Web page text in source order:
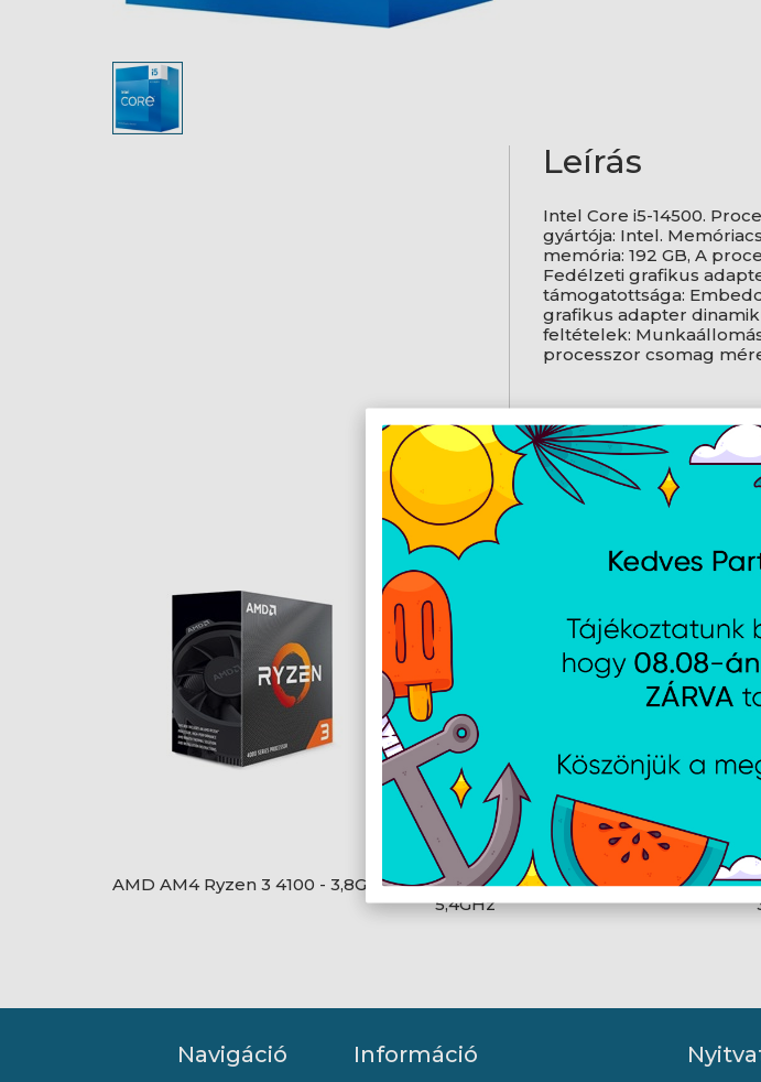
Leírás
Intel Core i5-14500.
gyártója: Intel.
memória: 192 GB, A
Fedélzeti grafikus
támogatottsága:
grafikus adapter
feltételek:
processzor csomag
AMD AM4 Ryzen 3 4100 - 3,8GHz
AMD AM5 Ryzen 5 9600X -
5,4GHz
Navigáció Információ